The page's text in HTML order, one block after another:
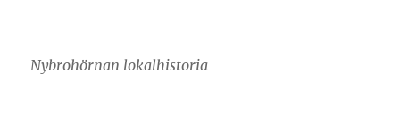
Nybrohörnan lokalhistoria